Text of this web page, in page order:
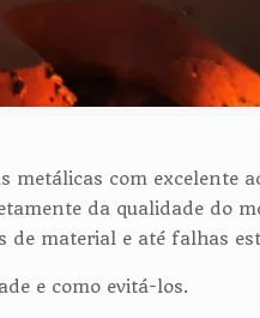
com excelente
da qualidade do
material e até falhas
e como evitá-los.